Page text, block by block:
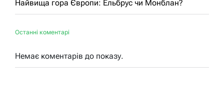
Найвища гора Європи: Ельбрус чи Монблан?
Останні коментарі
Немає коментарів до показу.